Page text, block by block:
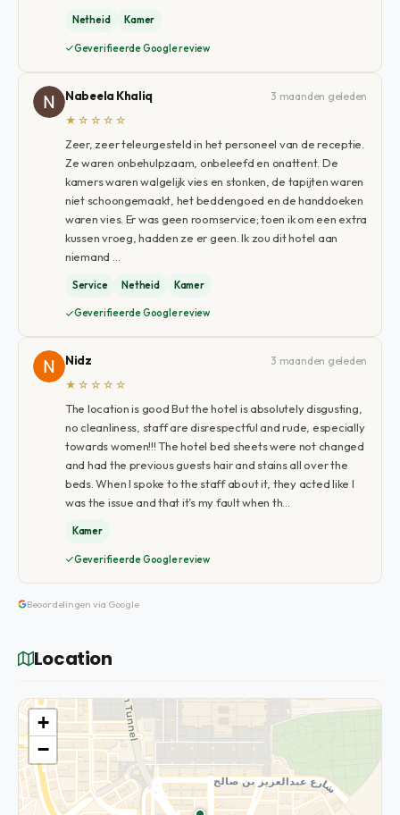
Netheid Kamer
Geverifieerde Google review
Nabeela Khaliq
3 maanden geleden
★☆☆☆☆
Zeer, zeer teleurgesteld in het personeel van de receptie.
Ze waren onbehulpzaam, onbeleefd en onattent. De
kamers waren walgelijk vies en stonken, de tapijten waren
niet schoongemaakt, het beddengoed en de handdoeken
waren vies. Er was geen roomservice; toen ik om een ​​extra
kussen vroeg, hadden ze er geen. Ik zou dit hotel aan
niemand …
Service Netheid Kamer
Geverifieerde Google review
Nidz
3 maanden geleden
★☆☆☆☆
The location is good But the hotel is absolutely disgusting,
no cleanliness, staff are disrespectful and rude, especially
towards women!!! The hotel bed sheets were not changed
and had the previous guests hair and stains all over the
beds. When I spoke to the staff about it, they acted like I
was the issue and that it’s my fault when th…
Kamer
Geverifieerde Google review
Beoordelingen via Google
Location
+
−